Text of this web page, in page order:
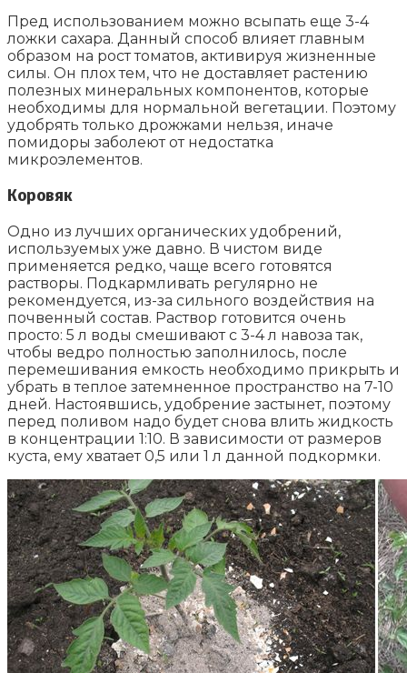
Пред использованием можно всыпать еще 3-4
ложки сахара. Данный способ влияет главным
образом на рост томатов, активируя жизненные
силы. Он плох тем, что не доставляет растению
полезных минеральных компонентов, которые
необходимы для нормальной вегетации. Поэтому
удобрять только дрожжами нельзя, иначе
помидоры заболеют от недостатка
микроэлементов.
Коровяк
Одно из лучших органических удобрений,
используемых уже давно. В чистом виде
применяется редко, чаще всего готовятся
растворы. Подкармливать регулярно не
рекомендуется, из-за сильного воздействия на
почвенный состав. Раствор готовится очень
просто: 5 л воды смешивают с 3-4 л навоза так,
чтобы ведро полностью заполнилось, после
перемешивания емкость необходимо прикрыть и
убрать в теплое затемненное пространство на 7-10
дней. Настоявшись, удобрение застынет, поэтому
перед поливом надо будет снова влить жидкость
в концентрации 1:10. В зависимости от размеров
куста, ему хватает 0,5 или 1 л данной подкормки.